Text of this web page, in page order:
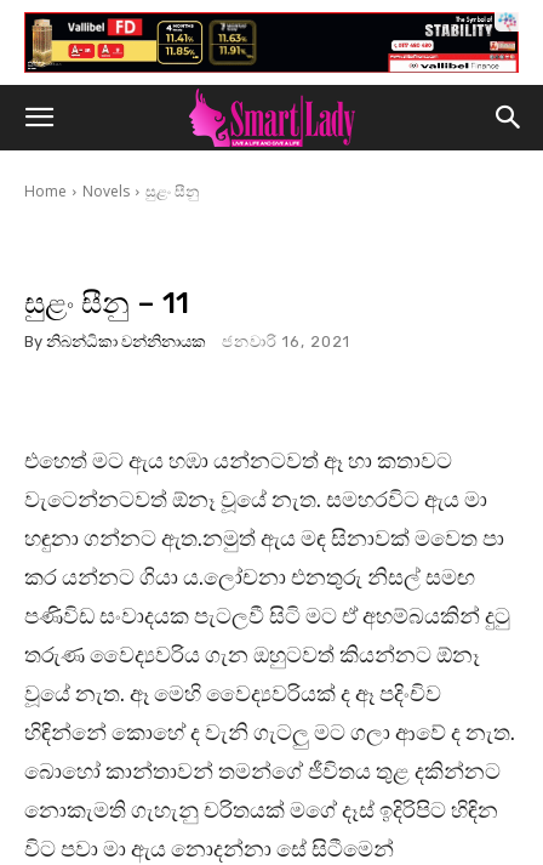
Home Novels සුළං සීනු
සුළං සීනු – 11
By නිබන්ධිකා වන්නිනායක ජනවාරි 16, 2021
එහෙත් මට ඇය හඹා යන්නටවත් ඈ හා කතාවට
වැටෙන්නටවත් ඕනෑ වූයේ නැත. සමහරවිට ඇය මා
හඳුනා ගන්නට ඇත.නමුත් ඇය මඳ සිනාවක් මවෙත පා
කර යන්නට ගියා ය.ලෝචනා එනතුරු නිසල් සමඟ
පණිවිඩ සංවාදයක පැටලවී සිටි මට ඒ අහම්බයකින් දුටු
තරුණ වෛද්‍යවරිය ගැන ඔහුටවත් කියන්නට ඕනෑ
වූයේ නැත. ඈ මෙහි වෛද්‍යවරියක් ද ඈ පදිංචිව
හිඳින්නේ කොහේ ද වැනි ගැටලු මට ගලා ආවේ ද නැත.
බොහෝ කාන්තාවන් තමන්ගේ ජීවිතය තුළ දකින්නට
නොකැමති ගැහැනු චරිතයක් මගේ දෑස් ඉදිරිපිට හිඳින
විට පවා මා ඇය නොදන්නා සේ සිටීමෙන්